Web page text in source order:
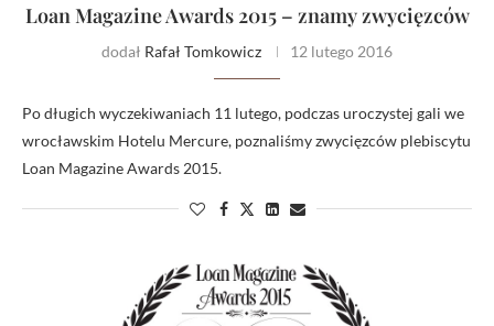
Loan Magazine Awards 2015 – znamy zwycięzców
dodał Rafał Tomkowicz 12 lutego 2016
Po długich wyczekiwaniach 11 lutego, podczas uroczystej gali we
wrocławskim Hotelu Mercure, poznaliśmy zwycięzców plebiscytu
Loan Magazine Awards 2015.